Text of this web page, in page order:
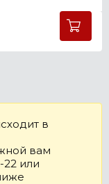
в
вам
22 или